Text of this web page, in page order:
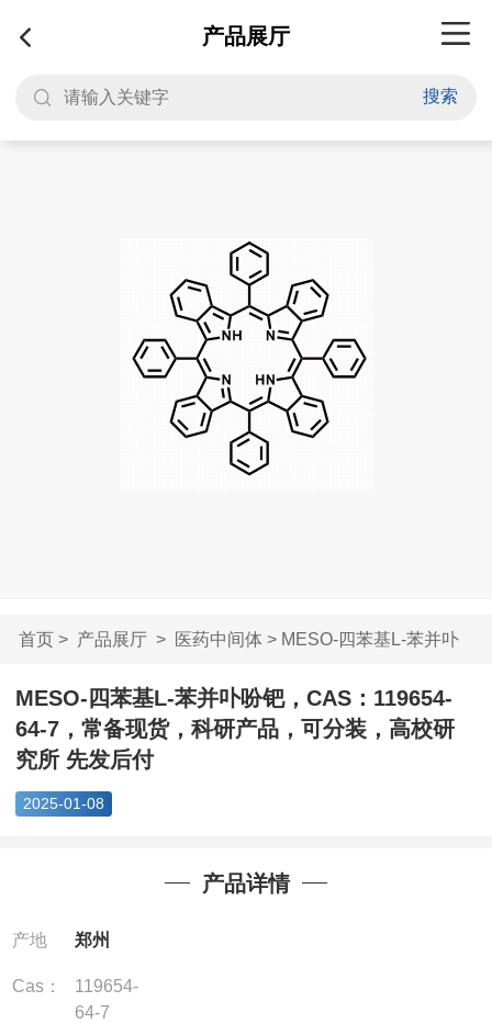
产品展厅
搜索
首页> 产品展厅> 医药中间体> MESO-四苯基L-苯并卟
吩钯，CAS...
MESO-四苯基L-苯并卟吩钯，CAS：119654-
64-7，常备现货，科研产品，可分装，高校研
究所 先发后付
2025-01-08
产品详情
产地 郑州
Cas：
119654-
64-7